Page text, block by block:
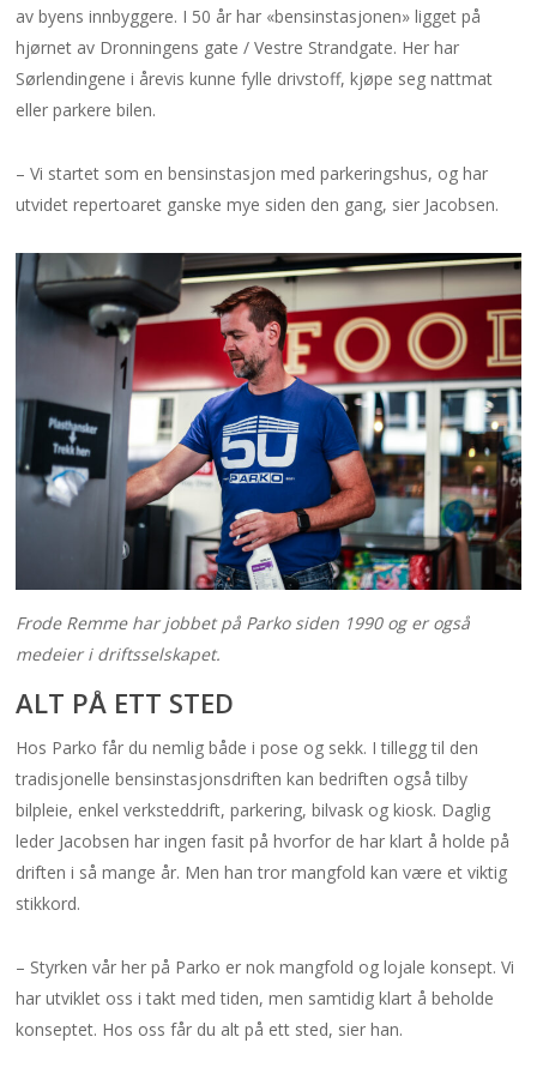
av byens innbyggere. I 50 år har «bensinstasjonen» ligget på
hjørnet av Dronningens gate / Vestre Strandgate. Her har
Sørlendingene i årevis kunne fylle drivstoff, kjøpe seg nattmat
eller parkere bilen.
– Vi startet som en bensinstasjon med parkeringshus, og har
utvidet repertoaret ganske mye siden den gang, sier Jacobsen.
Frode Remme har jobbet på Parko siden 1990 og er også
medeier i driftsselskapet.
ALT PÅ ETT STED
Hos Parko får du nemlig både i pose og sekk. I tillegg til den
tradisjonelle bensinstasjonsdriften kan bedriften også tilby
bilpleie, enkel verksteddrift, parkering, bilvask og kiosk. Daglig
leder Jacobsen har ingen fasit på hvorfor de har klart å holde på
driften i så mange år. Men han tror mangfold kan være et viktig
stikkord.
– Styrken vår her på Parko er nok mangfold og lojale konsept. Vi
har utviklet oss i takt med tiden, men samtidig klart å beholde
konseptet. Hos oss får du alt på ett sted, sier han.